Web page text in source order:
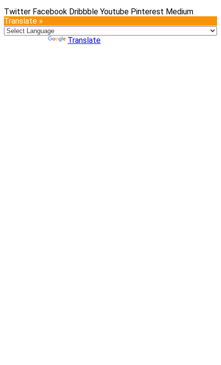
Twitter Facebook Dribbble Youtube Pinterest Medium
Translate »
Translate